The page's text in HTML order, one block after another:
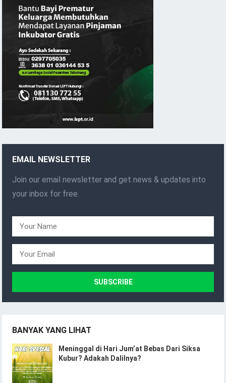
EMAIL NEWSLETTER
Join our email newsletter and get news & updates into
your inbox for free.
BANYAK YANG LIHAT
Meninggal di Hari Jum’at Bebas Dari Siksa
Kubur? Adakah Dalilnya?